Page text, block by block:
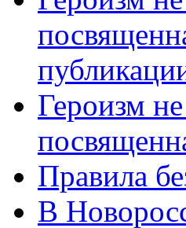
Героизм
Правила
В